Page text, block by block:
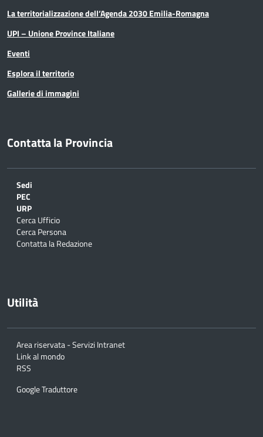
La territorializzazione dell’Agenda 2030 Emilia-Romagna
UPI – Unione Province Italiane
Eventi
Esplora il territorio
Gallerie di immagini
Contatta la Provincia
Sedi
PEC
URP
Cerca Ufficio
Cerca Persona
Contatta la Redazione
Utilità
Area riservata - Servizi Intranet
Link al mondo
RSS
Google Traduttore